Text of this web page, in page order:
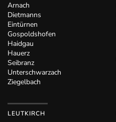
Arnach
Dietmanns
Eintürnen
Gospoldshofen
Haidgau
Hauerz
Seibranz
Unterschwarzach
Ziegelbach
LEUTKIRCH